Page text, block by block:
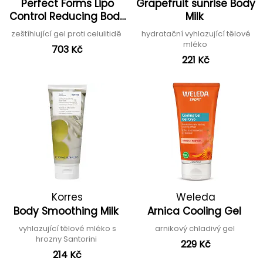
Capuccini
Perfect Forms Lipo
Control Reducing Body
Gel
zeštíhlující gel proti celulitidě
703 Kč
Grapefruit sunrise Body
Milk
hydratační vyhlazující tělové
mléko
221 Kč
Korres
Body Smoothing Milk
vyhlazující tělové mléko s
hrozny Santorini
214 Kč
Weleda
Arnica Cooling Gel
arnikový chladivý gel
229 Kč